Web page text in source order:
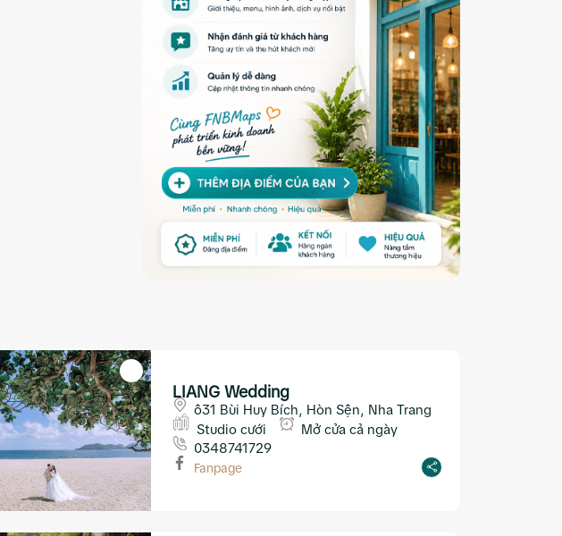
LIANG Wedding
ô31 Bùi Huy Bích, Hòn Sện, Nha Trang
Studio cưới
Mở cửa cả ngày
0348741729
Fanpage